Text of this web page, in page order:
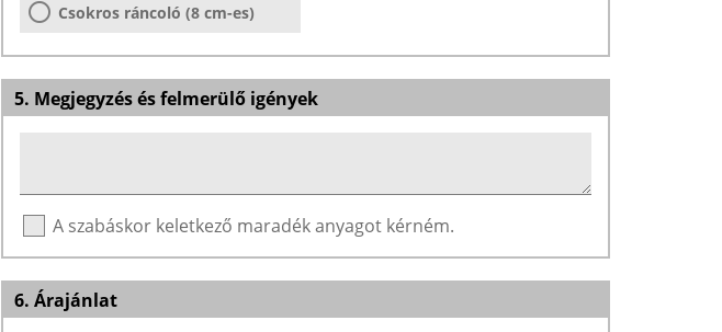
Csokros ráncoló (8 cm-es)
5. Megjegyzés és felmerülő igények
A szabáskor keletkező maradék anyagot kérném.
6. Árajánlat